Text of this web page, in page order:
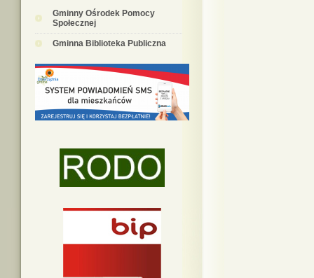
Gminny Ośrodek Pomocy
Społecznej
Gminna Biblioteka Publiczna